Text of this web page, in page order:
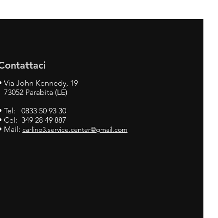
Via John Kennedy, 19
73052 Parabita (LE)
Tel: 0833 50 93 30
Cel: 349 28 49 887
Mail: carlino3.service.center@gmail.com